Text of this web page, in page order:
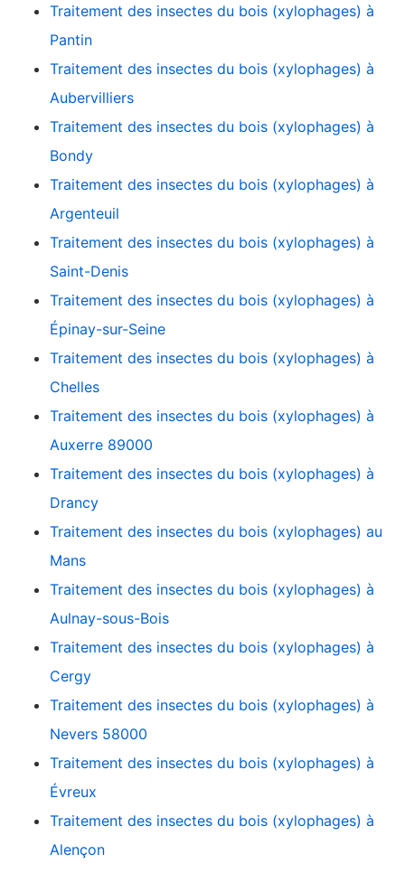
Traitement des insectes du bois (xylophages) à
Pantin
Traitement des insectes du bois (xylophages) à
Aubervilliers
Traitement des insectes du bois (xylophages) à
Bondy
Traitement des insectes du bois (xylophages) à
Argenteuil
Traitement des insectes du bois (xylophages) à
Saint-Denis
Traitement des insectes du bois (xylophages) à
Épinay-sur-Seine
Traitement des insectes du bois (xylophages) à
Chelles
Traitement des insectes du bois (xylophages) à
Auxerre 89000
Traitement des insectes du bois (xylophages) à
Drancy
Traitement des insectes du bois (xylophages) au
Mans
Traitement des insectes du bois (xylophages) à
Aulnay-sous-Bois
Traitement des insectes du bois (xylophages) à
Cergy
Traitement des insectes du bois (xylophages) à
Nevers 58000
Traitement des insectes du bois (xylophages) à
Évreux
Traitement des insectes du bois (xylophages) à
Alençon